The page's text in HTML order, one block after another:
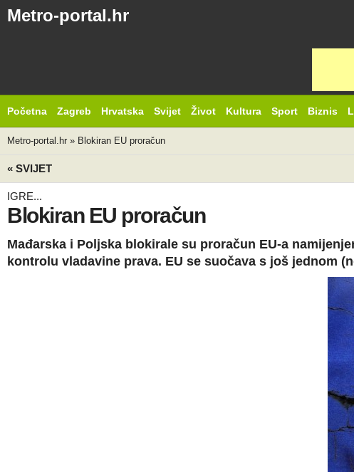
Metro-portal.hr
Početna Zagreb Hrvatska Svijet Život Kultura Sport Biznis
Metro-portal.hr » Blokiran EU proračun
« SVIJET
IGRE...
Blokiran EU proračun
Mađarska i Poljska blokirale su proračun EU-a
kontrolu vladavine prava. EU se suočava s još jednom